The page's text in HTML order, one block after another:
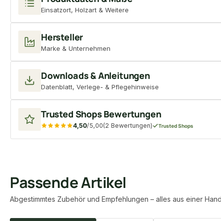
Einsatzort, Holzart & Weitere
Hersteller
Marke & Unternehmen
Downloads & Anleitungen
Datenblatt, Verlege- & Pflegehinweise
Trusted Shops Bewertungen
4,50/5,00(2 Bewertungen) Trusted Shops
Passende Artikel
Abgestimmtes Zubehör und Empfehlungen – alles aus einer